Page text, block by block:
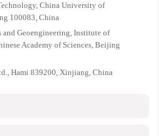
China University of
100083, China
and Geoengineering, Institute of
Academy of Sciences, Beijing
Hami 839200, Xinjiang, China